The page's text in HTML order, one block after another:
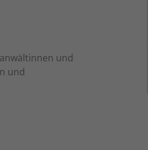
und
und